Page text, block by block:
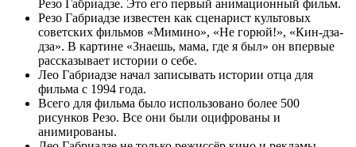
Резо Габриадзе. Это его первый анимационный фильм.
Резо Габриадзе известен как сценарист культовых
советских фильмов «Мимино», «Не горюй!», «Кин-дза-
дза». В картине «Знаешь, мама, где я был» он впервые
рассказывает истории о себе.
Лео Габриадзе начал записывать истории отца для
фильма с 1994 года.
Всего для фильма было использовано более 500
рисунков Резо. Все они были оцифрованы и
анимированы.